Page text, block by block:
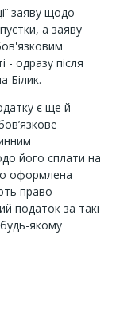
заяву щодо
а заяву
- одразу після
Білик.
є ще й
його сплати на
оформлена
право
податок за такі
якому